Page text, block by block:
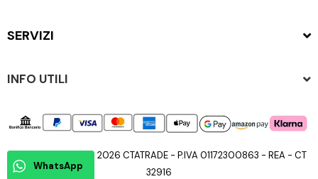
SERVIZI
INFO UTILI
Copyright © 2015 - 2026 CTATRADE - P.IVA 01172300863 - REA - CT
32916
WhatsApp